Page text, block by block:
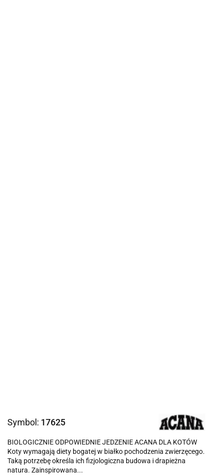
Symbol: 17625
BIOLOGICZNIE ODPOWIEDNIE JEDZENIE ACANA DLA KOTÓW
Koty wymagają diety bogatej w białko pochodzenia zwierzęcego.
Taką potrzebę określa ich fizjologiczna budowa i drapieżna
natura. Zainspirowana...